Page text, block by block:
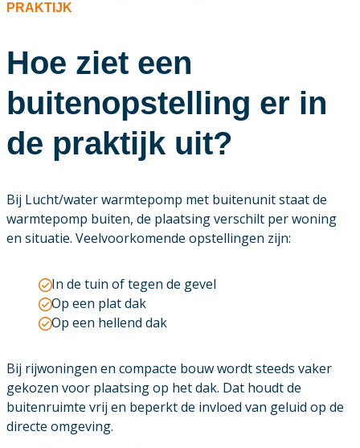
PRAKTIJK
Hoe ziet een
buitenopstelling er in
de praktijk uit?
Bij Lucht/water warmtepomp met buitenunit staat de
warmtepomp buiten, de plaatsing verschilt per woning
en situatie. Veelvoorkomende opstellingen zijn:
In de tuin of tegen de gevel
Op een plat dak
Op een hellend dak
Bij rijwoningen en compacte bouw wordt steeds vaker
gekozen voor plaatsing op het dak. Dat houdt de
buitenruimte vrij en beperkt de invloed van geluid op de
directe omgeving.